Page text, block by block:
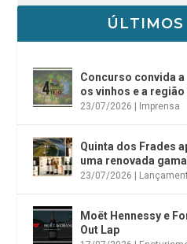
ÚLTIMOS
Concurso convida
os vinhos e a
23/07/2026 Imprensa
Quinta dos Frades
uma renovada
23/07/2026
Moët Hennessy e
Out Lap